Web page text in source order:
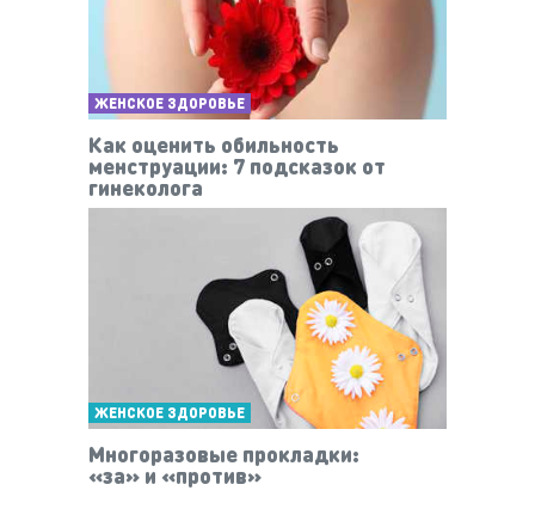
ЖЕНСКОЕ ЗДОРОВЬЕ
Как оценить обильность
менструации: 7 подсказок от
гинеколога
ЖЕНСКОЕ ЗДОРОВЬЕ
Многоразовые прокладки:
«за» и «против»